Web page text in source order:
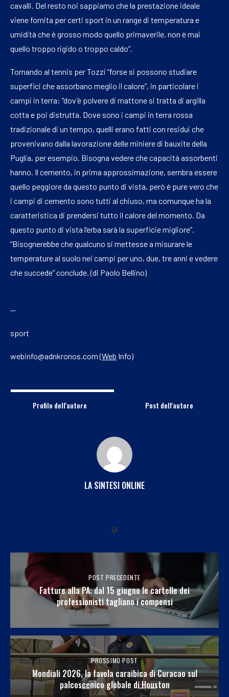
cavalli. Del resto noi sappiamo che la prestazione ideale
viene fornita per certi sport in un range di temperatura e
umidità che è grosso modo quello primaverile, non è mai
quello troppo rigido o troppo caldo”.
Tornando al tennis per Tozzi “forse si possono studiare
superfici che assorbano meglio il calore”, in particolare i
campi in terra: “dov’è polvere di mattone si tratta di argilla
cotta e poi distrutta. Dove sono i campi in terra rossa
tradizionale di un tempo, quelli erano fatti con residui che
provenivano dalla lavorazione delle miniere di bauxite della
Puglia, per esempio. Bisogna vedere che capacità assorbenti
hanno. Il cemento, in prima approssimazione, sembra essere
quello peggiore da questo punto di vista, però è pure vero che
i campi di cemento sono tutti al chiuso, ma comunque ha la
caratteristica di prendersi tutto il calore del momento. Da
questo punto di vista l’erba sarà la superficie migliore”.
“Bisognerebbe che qualcuno si mettesse a misurare le
temperature al suolo nei campi per uno, due, tre anni e vedere
che succede” conclude. (di Paolo Bellino)
—
sport
webinfo@adnkronos.com (Web Info)
Profilo dell'autore Post dell'autore
LA SINTESI ONLINE
POST PRECEDENTE
Fatture alla PA: dal 15 giugno le cartelle dei
professionisti tagliano i compensi
PROSSIMO POST
Mondiali 2026, la favola caraibica di Curacao sul
palcoscenico globale di Houston